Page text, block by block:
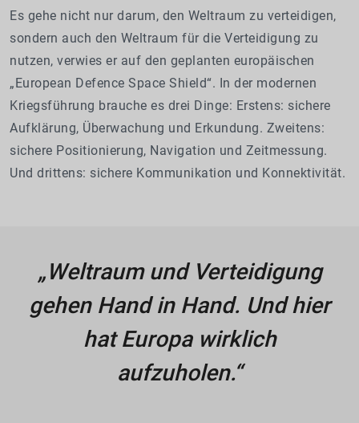
Es gehe nicht nur darum, den Weltraum zu verteidigen,
sondern auch den Weltraum für die Verteidigung zu
nutzen, verwies er auf den geplanten europäischen
„European Defence Space Shield“. In der modernen
Kriegsführung brauche es drei Dinge: Erstens: sichere
Aufklärung, Überwachung und Erkundung. Zweitens:
sichere Positionierung, Navigation und Zeitmessung.
Und drittens: sichere Kommunikation und Konnektivität.
„Weltraum und Verteidigung
gehen Hand in Hand. Und hier
hat Europa wirklich
aufzuholen.“